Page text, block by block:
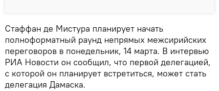
Стаффан де Мистура планирует начать
полноформатный раунд непрямых межсирийских
переговоров в понедельник, 14 марта. В интервью
РИА Новости он сообщил, что первой делегацией,
с которой он планирует встретиться, может стать
делегация Дамаска.